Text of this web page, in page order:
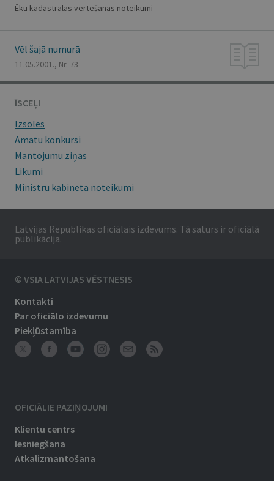
Ēku kadastrālās vērtēšanas noteikumi
Vēl šajā numurā
11.05.2001., Nr. 73
ĪSCEĻI
Izsoles
Amatu konkursi
Mantojumu ziņas
Likumi
Ministru kabineta noteikumi
Latvijas Republikas oficiālais izdevums. Tā saturs ir oficiālā
publikācija.
© VSIA LATVIJAS VĒSTNESIS
Kontakti
Par oficiālo izdevumu
Piekļūstamība
OFICIĀLIE PAZIŅOJUMI
Klientu centrs
Iesniegšana
Atkalizmantošana